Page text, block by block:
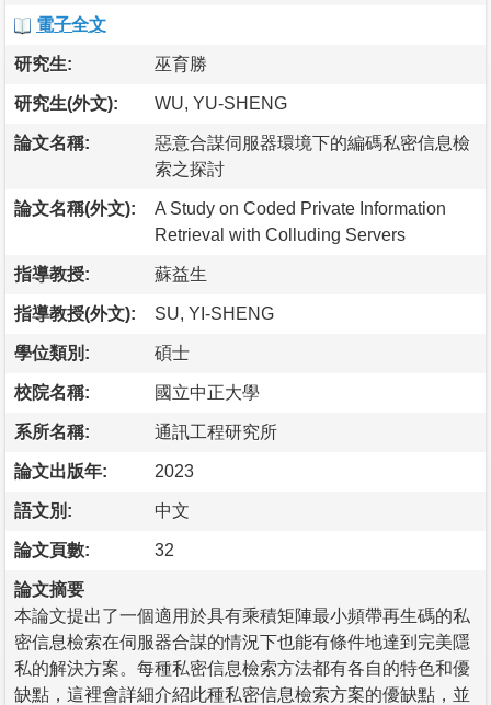
電子全文
研究生: 巫育勝
研究生(外文): WU, YU-SHENG
論文名稱:
惡意合謀伺服器環境下的編碼私密信息檢
索之探討
論文名稱(外文):
A Study on Coded Private Information
Retrieval with Colluding Servers
指導教授: 蘇益生
指導教授(外文): SU, YI-SHENG
學位類別: 碩士
校院名稱: 國立中正大學
系所名稱: 通訊工程研究所
論文出版年: 2023
語文別: 中文
論文頁數: 32
論文摘要
本論文提出了一個適用於具有乘積矩陣最小頻帶再生碼的私
密信息檢索在伺服器合謀的情況下也能有條件地達到完美隱
私的解決方案。每種私密信息檢索方法都有各自的特色和優
缺點，這裡會詳細介紹此種私密信息檢索方案的優缺點，並